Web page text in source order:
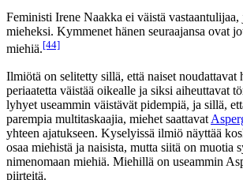
Feministi Irene Naakka ei väistä vastaantulijaa,
mieheksi. Kymmenet hänen seuraajansa ovat
miehiä.[44]
Ilmiötä on selitetty sillä, että naiset noudattavat
periaatetta väistää oikealle ja siksi aiheuttavat
lyhyet useammin väistävät pidempiä, ja sillä,
parempia multitaskaajia, miehet saattavat
yhteen ajatukseen. Kyselyissä ilmiö näyttää
osaa miehistä ja naisista, mutta siitä on muotia
nimenomaan miehiä. Miehillä on useammin
piirteitä.